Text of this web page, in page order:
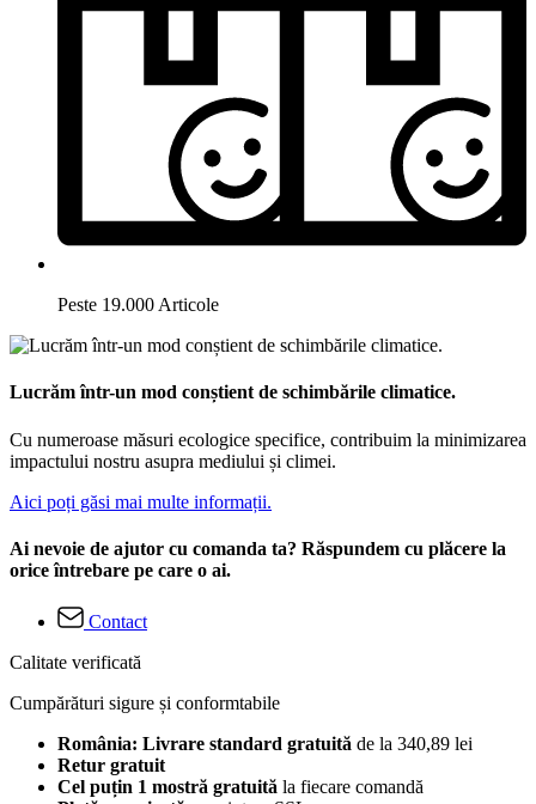
Peste 19.000 Articole
Lucrăm într-un mod conștient de schimbările climatice.
Cu numeroase măsuri ecologice specifice, contribuim la minimizarea
impactului nostru asupra mediului și climei.
Aici poți găsi mai multe informații.
Ai nevoie de ajutor cu comanda ta? Răspundem cu plăcere la
orice întrebare pe care o ai.
Contact
Calitate verificată
Cumpărături sigure și conformtabile
România: Livrare standard gratuită de la 340,89 lei
Retur gratuit
Cel puțin 1 mostră gratuită la fiecare comandă